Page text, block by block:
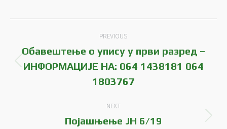
navigation
PREVIOUS
Previous
post:
Обавештење о упису у први разред –
ИНФОРМАЦИЈЕ НА: 064 1438181 064
1803767
NEXT
Next
Појашњење ЈН 6/19